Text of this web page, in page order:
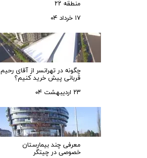
منطقه ۲۲
۱۷ خرداد ۰۴
چگونه در تهرانسر از آقای رحیم
قربانی پیش خرید کنیم؟
۲۳ اردیبهشت ۰۴
معرفی چند بیمارستان
خصوصی در چیتگر